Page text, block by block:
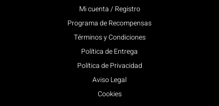
Mi cuenta / Registro
Programa de Recompensas
Términos y Condiciones
Política de Entrega
Política de Privacidad
Aviso Legal
Cookies